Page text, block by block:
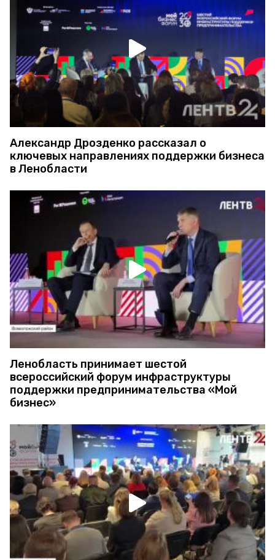
Александр Дрозденко рассказал о
ключевых направлениях поддержки бизнеса
в Ленобласти
Ленобласть принимает шестой
всероссийский форум инфраструктуры
поддержки предпринимательства «Мой
бизнес»